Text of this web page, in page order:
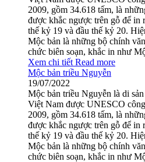
2009, gồm 34.618 tấm, là
được khắc ngược trên gỗ để in
thế kỷ 19 và đầu thế kỷ 20.
Mộc bản là những bộ chính
chức biên soạn, khắc in như
Xem chi tiết Read more
Mộc bản triều Nguyễn
19/07/2022
Mộc bản triều Nguyễn là di
Việt Nam được UNESCO
2009, gồm 34.618 tấm, là
được khắc ngược trên gỗ để in
thế kỷ 19 và đầu thế kỷ 20.
Mộc bản là những bộ chính
chức biên soạn, khắc in như